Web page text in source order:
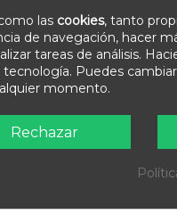
las cookies, tanto
de navegación, hacer
tareas de análisis.
tecnología. Puedes
momento.
Rechazar